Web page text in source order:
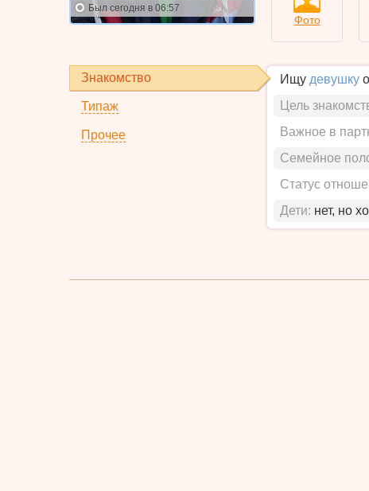
Былсегодня в 06:57
Фото
Знакомство
Типаж
Прочее
Ищу девушку
Цель
Важное в
Семейное
Статус
Дети: нет, но